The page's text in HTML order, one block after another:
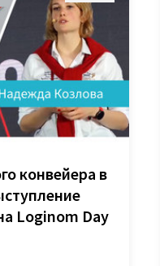
конвейера в
Loginom Day